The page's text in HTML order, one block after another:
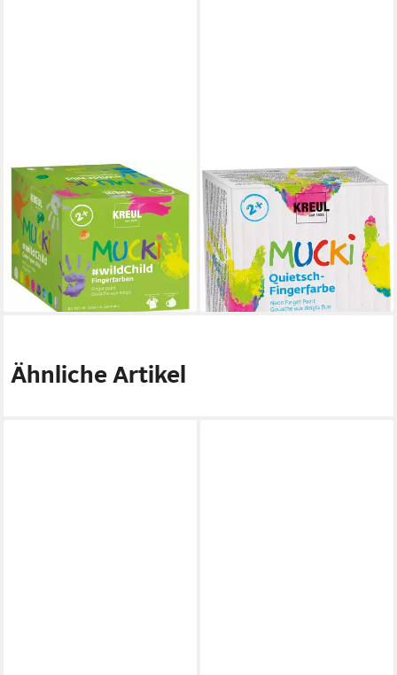
KREUL
Fingerfarbe Kreul Mucki
Fingerfarben Set 8 x 150 ml
Farbmix
ab 37,29 €
(31,08 €/ 1 l)
lieferbar - in 3-4 Werktagen bei dir
C. KREUL
Fingerfarbe KREUL
Fingerfarben MUCKi Quietsch
4x150ml
19,09 €
lieferbar - in 3-4 Werktagen bei dir
Ähnliche Artikel